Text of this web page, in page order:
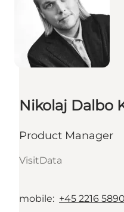
Få mere ud af
Nikolaj Dalbo
Product Manager
VisitData
mobile: +45 2216 5890